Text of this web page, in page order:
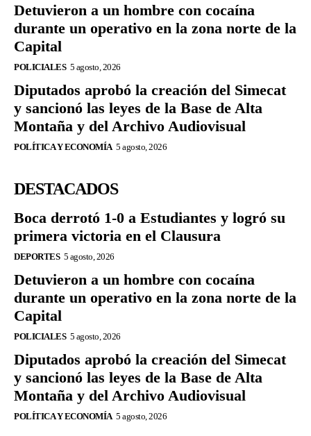
Detuvieron a un hombre con cocaína
durante un operativo en la zona norte de la
Capital
POLICIALES 5 agosto, 2026
Diputados aprobó la creación del Simecat
y sancionó las leyes de la Base de Alta
Montaña y del Archivo Audiovisual
POLÍTICA Y ECONOMÍA 5 agosto, 2026
DESTACADOS
Boca derrotó 1-0 a Estudiantes y logró su
primera victoria en el Clausura
DEPORTES 5 agosto, 2026
Detuvieron a un hombre con cocaína
durante un operativo en la zona norte de la
Capital
POLICIALES 5 agosto, 2026
Diputados aprobó la creación del Simecat
y sancionó las leyes de la Base de Alta
Montaña y del Archivo Audiovisual
POLÍTICA Y ECONOMÍA 5 agosto, 2026